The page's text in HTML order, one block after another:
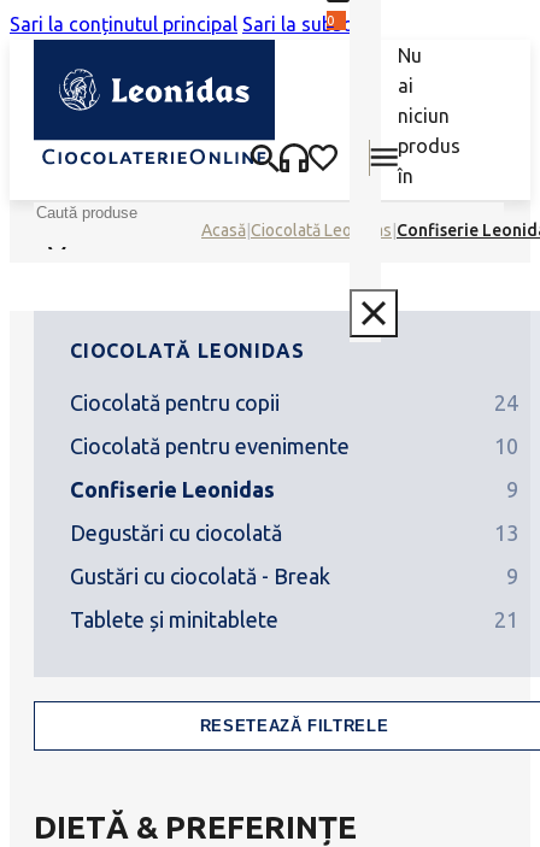
Sari la conținutul principal Sari la subsol
0
Nu
ai
niciun
produs
în
coș.
Caută
Acasă Ciocolată Leonidas Confiserie
CIOCOLATĂ LEONIDAS
Ciocolată pentru copii
24
Ciocolată pentru evenimente
10
Confiserie Leonidas
9
Degustări cu ciocolată
13
Gustări cu ciocolată - Break
9
Tablete și minitablete
21
RESETEAZĂ FILTRELE
DIETĂ & PREFERINȚE